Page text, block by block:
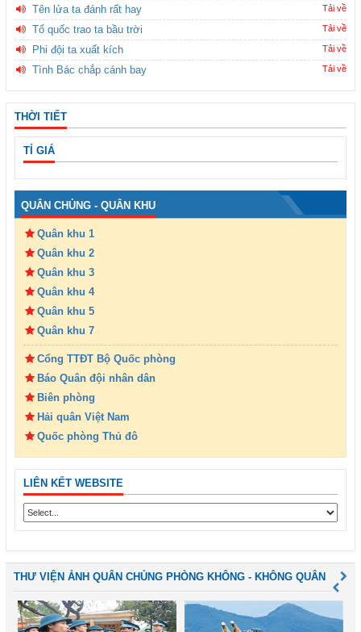
Tên lửa ta đánh rất hay Tải về
Tổ quốc trao ta bầu trời Tải về
Phi đội ta xuất kích Tải về
Tình Bác chắp cánh bay Tải về
THỜI TIẾT
TỈ GIÁ
QUÂN CHỦNG - QUÂN KHU
Quân khu 1
Quân khu 2
Quân khu 3
Quân khu 4
Quân khu 5
Quân khu 7
Cổng TTĐT Bộ Quốc phòng
Báo Quân đội nhân dân
Biên phòng
Hải quân Việt Nam
Quốc phòng Thủ đô
LIÊN KẾT WEBSITE
THƯ VIỆN ẢNH QUÂN CHỦNG PHÒNG KHÔNG - KHÔNG QUÂN